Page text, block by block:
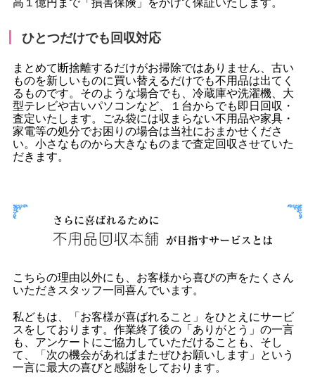
高１億円まで「損害保険」をかけて保証いたします。
ひとつだけでも回収対応
まとめて断捨離するだけがお掃除ではありません、古い
ものを新しいものに買い替えるだけでも不用品は出てく
るものです。そのような場合でも、冷蔵庫や洗濯機、大
型テレビや古いパソコンなど、１台からでも即日回収・
査定いたします。ごみ袋には収まらない不用品や家具・
家電等の処分でお困りの場合は当社におまかせくださ
い。小さなものから大きなものまで査定回収させていた
だきます。
こちらの理由以外にも、お客様から喜びの声をたくさん
いただきスタッフ一同喜んでいます。
私どもは、「お客様が喜ばれること」をひとえにサービ
スをしております。作業終了後の「ありがとう」の一言
も、アンケートにご協力していただけることも、そし
て、「次の機会があればまたぜひお願いします」という
一言に最大の喜びと感謝をしております。